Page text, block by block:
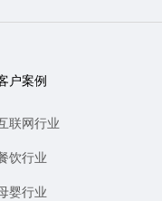
户案例
联网行业
饮行业
婴行业